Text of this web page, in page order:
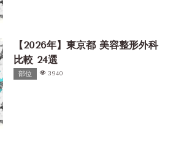
【2026年】東京都 美容整形外科
比較 24選
部位 3940